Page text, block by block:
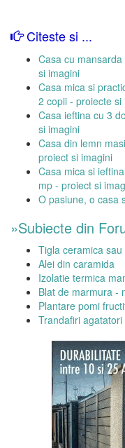
Citeste si ...
Casa cu
si imagini
Casa mica si
2 copii - proiecte si
Casa ieftina cu 3
si imagini
Casa din lemn
proiect si imagini
Casa mica si
mp - proiect si
O pasiune, o casa
»Subiecte din
Tigla ceramica
Alei din caramida
Izolatie termica
Blat de marmura -
Plantare pomi
Trandafiri agatatori